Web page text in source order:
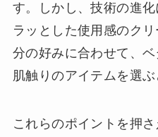
す。しかし、技術の進
ラッとした使用感のク
分の好みに合わせて、
肌触りのアイテムを選ぶ
これらのポイントを押